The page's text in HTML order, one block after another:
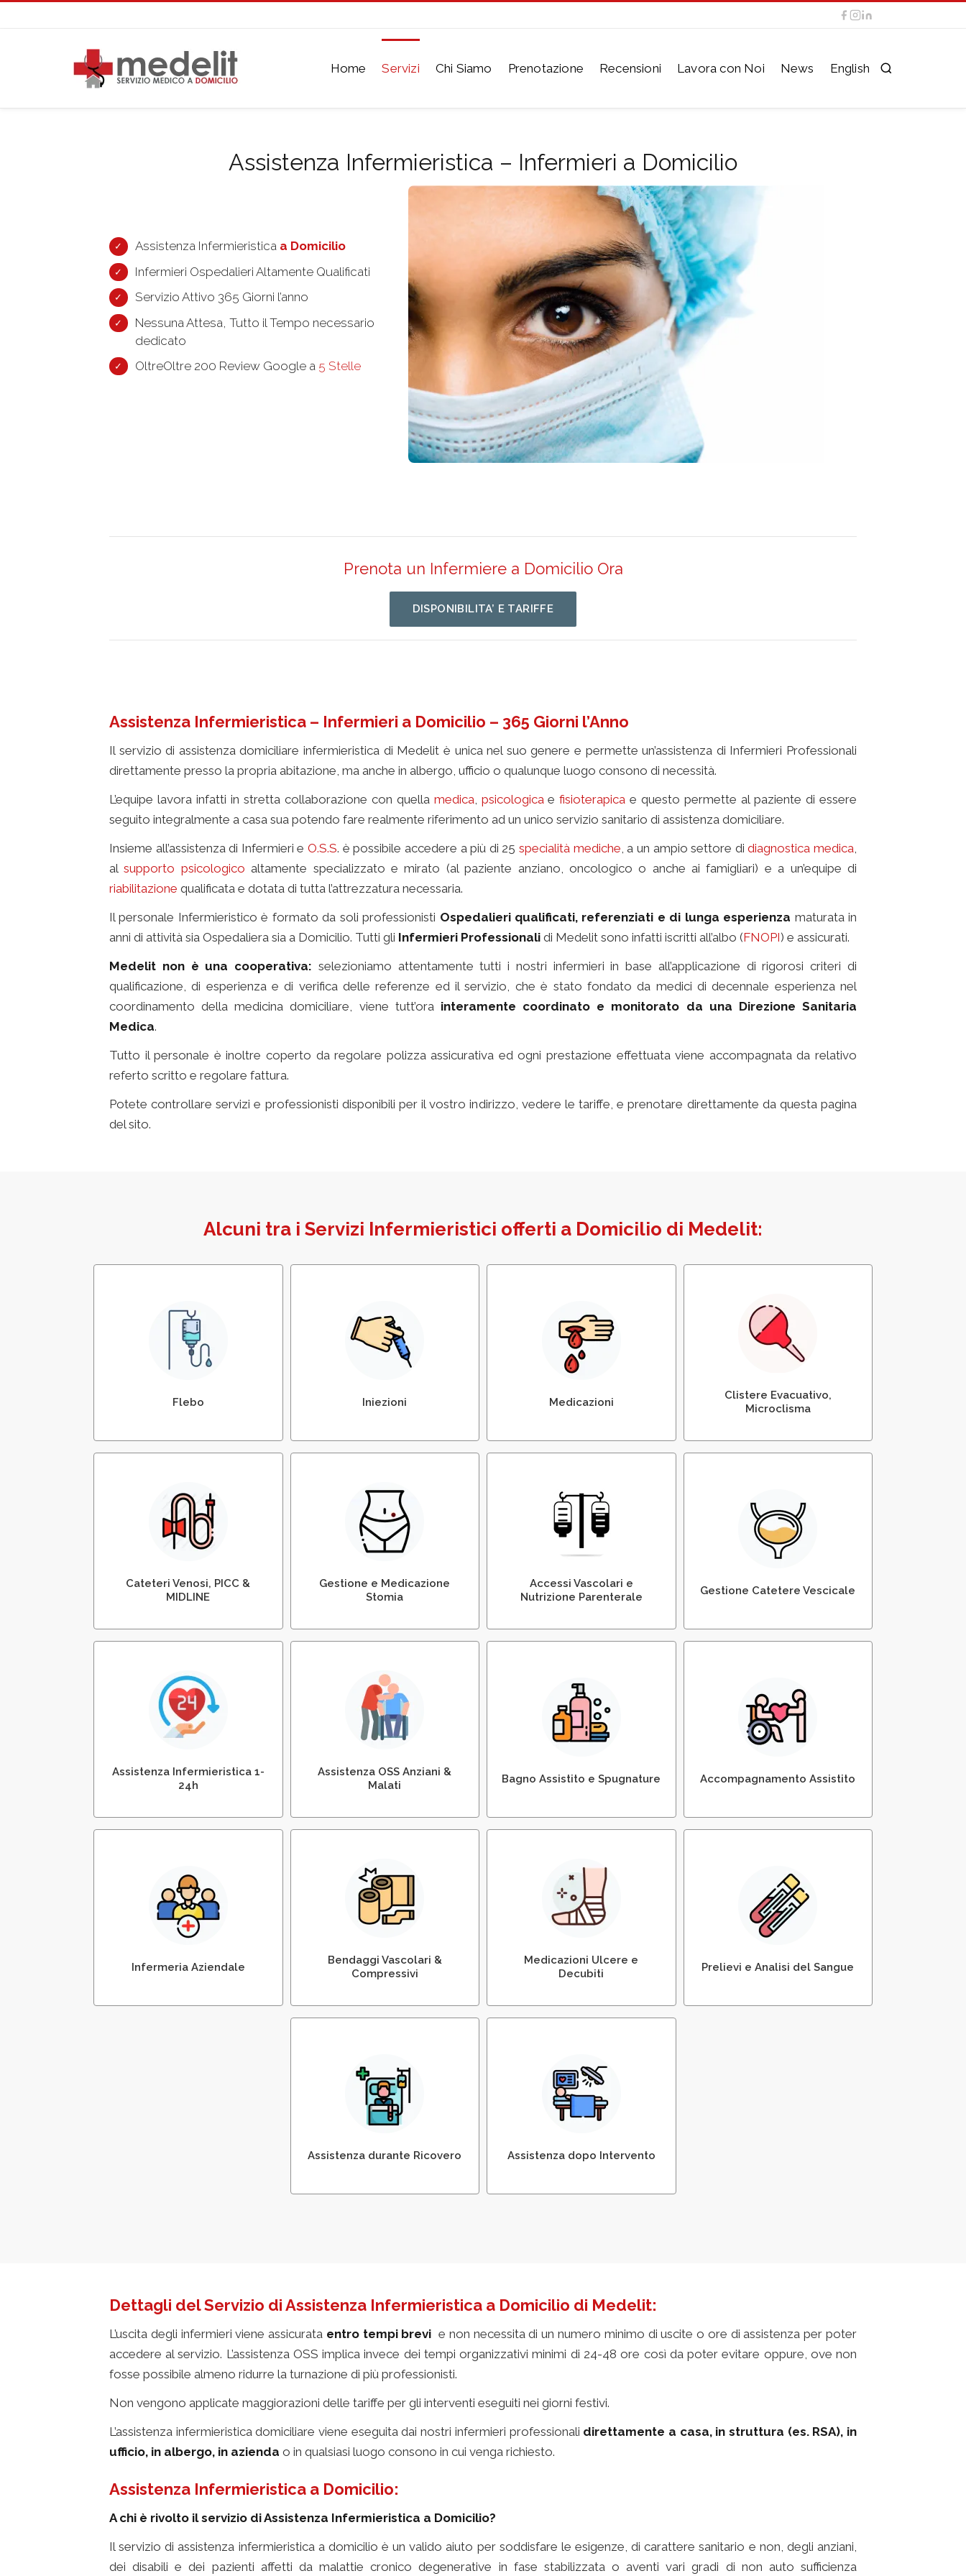
Home Servizi Chi Siamo Prenotazione Recensioni Lavora con Noi News English
Assistenza Infermieristica – Infermieri a Domicilio
Assistenza Infermieristica a Domicilio
Infermieri Ospedalieri Altamente Qualificati
Servizio Attivo 365 Giorni l’anno
Nessuna Attesa, Tutto il Tempo necessario
dedicato
OltreOltre 200 Review Google a 5 Stelle
Prenota un Infermiere a Domicilio Ora
DISPONIBILITA’ E TARIFFE
Assistenza Infermieristica – Infermieri a Domicilio – 365 Giorni l’Anno
Il servizio di assistenza domiciliare infermieristica di Medelit è unica nel suo genere e permette un’assistenza di Infermieri Professionali
direttamente presso la propria abitazione, ma anche in albergo, ufficio o qualunque luogo consono di necessità.
L’equipe lavora infatti in stretta collaborazione con quella medica, psicologicaefisioterapica e questo permette al paziente di essere
seguito integralmente a casa sua potendo fare realmente riferimento ad un unico servizio sanitario di assistenza domiciliare.
Insieme all’assistenza di Infermieri eO.S.S. è possibile accedere a più di 25specialità mediche, a un ampio settore didiagnostica medica,
alsupporto psicologico altamente specializzato e mirato (al paziente anziano, oncologico o anche ai famigliari) e a un’equipe di
riabilitazione qualificata e dotata di tutta l’attrezzatura necessaria.
Il personale Infermieristico è formato da soli professionisti Ospedalieri qualificati, referenziati e di lunga esperienza maturata in
anni di attività sia Ospedaliera sia a Domicilio. Tutti gli Infermieri Professionalidi Medelit sono infatti iscritti all’albo (FNOPI) e assicurati.
Medelit non è una cooperativa: selezioniamo attentamente tutti i nostri infermieri in base all’applicazione di rigorosi criteri di
qualificazione, di esperienza e di verifica delle referenze ed il servizio, che è stato fondato da medici di decennale esperienza nel
coordinamento della medicina domiciliare, viene tutt’ora interamente coordinato e monitorato da una Direzione Sanitaria
Medica.
Tutto il personale è inoltre coperto da regolare polizza assicurativa ed ogni prestazione effettuata viene accompagnata da relativo
referto scritto e regolare fattura.
Potete controllare servizi e professionisti disponibili per il vostro indirizzo, vedere le tariffe, e prenotare direttamente da questa pagina
del sito.
Alcuni tra i Servizi Infermieristici offerti a Domicilio di Medelit:
Flebo
Somministrazione Flebo –
Terapia Endovenosa
Iniezioni
Iniezioni e Somministrazioni di
Terapie
Medicazioni
Medicazioni delle Ferite Post
Chirurgiche
Clistere Evacuativo,
Microclisma
Somministrazione di Clistere
Evacuativo
Cateteri Venosi, PICC &
MIDLINE
Gestione Cateteri e
Posizionamento Midline
Gestione e Medicazione
Stomia
Medicazione e Gestione della
Stomia
Accessi Vascolari e
Nutrizione Parenterale
Gestione Accessi Vascolari e
Nutrizione Parenterale Enterale
Gestione Catetere Vescicale
Posizionamento e
Sostituzione del Catetere
Vescicale
Assistenza Infermieristica 1-
24h
Assistenza Infermieristica
Diurna e Notturna
Assistenza OSS Anziani &
Malati
Assistenza Domiciliare con
Personale OSS
Bagno Assistito e Spugnature
Assistenza all’Igiene
Personale del Paziente
Allettato
Accompagnamento Assistito
Accompagnamento Assistito
di Anziani e Malati
Infermeria Aziendale
Gestione Infermeria –
Infermieri in Azienda
Bendaggi Vascolari &
Compressivi
Bendaggi Vascolari ed
Elastocompressivi
Medicazioni Ulcere e
Decubiti
Medicazione di Ulcere e
Piaghe da Decubito
Prelievi e Analisi del Sangue
Prelievi e Analisi del Sangue e
Urine a Domicilio
Assistenza durante Ricovero
Assistenza durante ricovero
in ospedale
Assistenza dopo Intervento
Assistenza Innfermieristica
dopo dimissioni e/o
intervento chirurgico
Dettagli del Servizio di Assistenza Infermieristica a Domicilio di Medelit:
L’uscita degli infermieri viene assicurata entro tempi brevi e non necessita di un numero minimo di uscite o ore di assistenza per poter
accedere al servizio. L’assistenza OSS implica invece dei tempi organizzativi minimi di 24-48 ore così da poter evitare oppure, ove non
fosse possibile almeno ridurre la turnazione di più professionisti.
Non vengono applicate maggiorazioni delle tariffe per gli interventi eseguiti nei giorni festivi.
L’assistenza infermieristica domiciliare viene eseguita dai nostri infermieri professionali direttamente a casa, in struttura (es. RSA), in
ufficio, in albergo, in azienda o in qualsiasi luogo consono in cui venga richiesto.
Assistenza Infermieristica a Domicilio:
A chi è rivolto il servizio di Assistenza Infermieristica a Domicilio?
Il servizio di assistenza infermieristica a domicilio è un valido aiuto per soddisfare le esigenze, di carattere sanitario e non, degli anziani,
dei disabili e dei pazienti affetti da malattie cronico degenerative in fase stabilizzata o aventi vari gradi di non auto sufficienza